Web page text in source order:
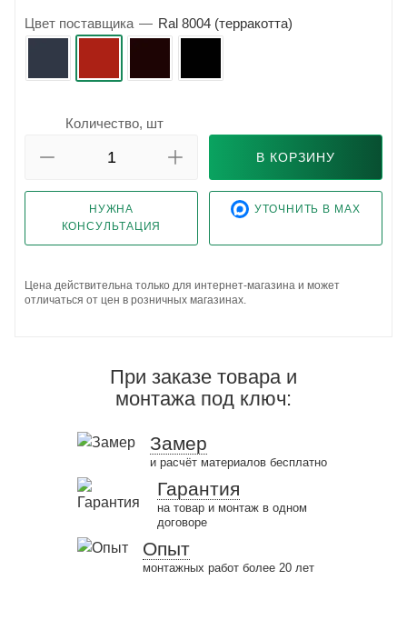
Цвет поставщика — Ral 8004 (терракотта)
Количество, шт
В КОРЗИНУ
НУЖНА
КОНСУЛЬТАЦИЯ
УТОЧНИТЬ В MAX
Цена действительна только для интернет-магазина и может
отличаться от цен в розничных магазинах.
При заказе товара и
монтажа под ключ:
Замер
и расчёт материалов бесплатно
Гарантия
на товар и монтаж в одном
договоре
Опыт
монтажных работ более 20 лет